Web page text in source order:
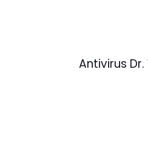
Antivirus